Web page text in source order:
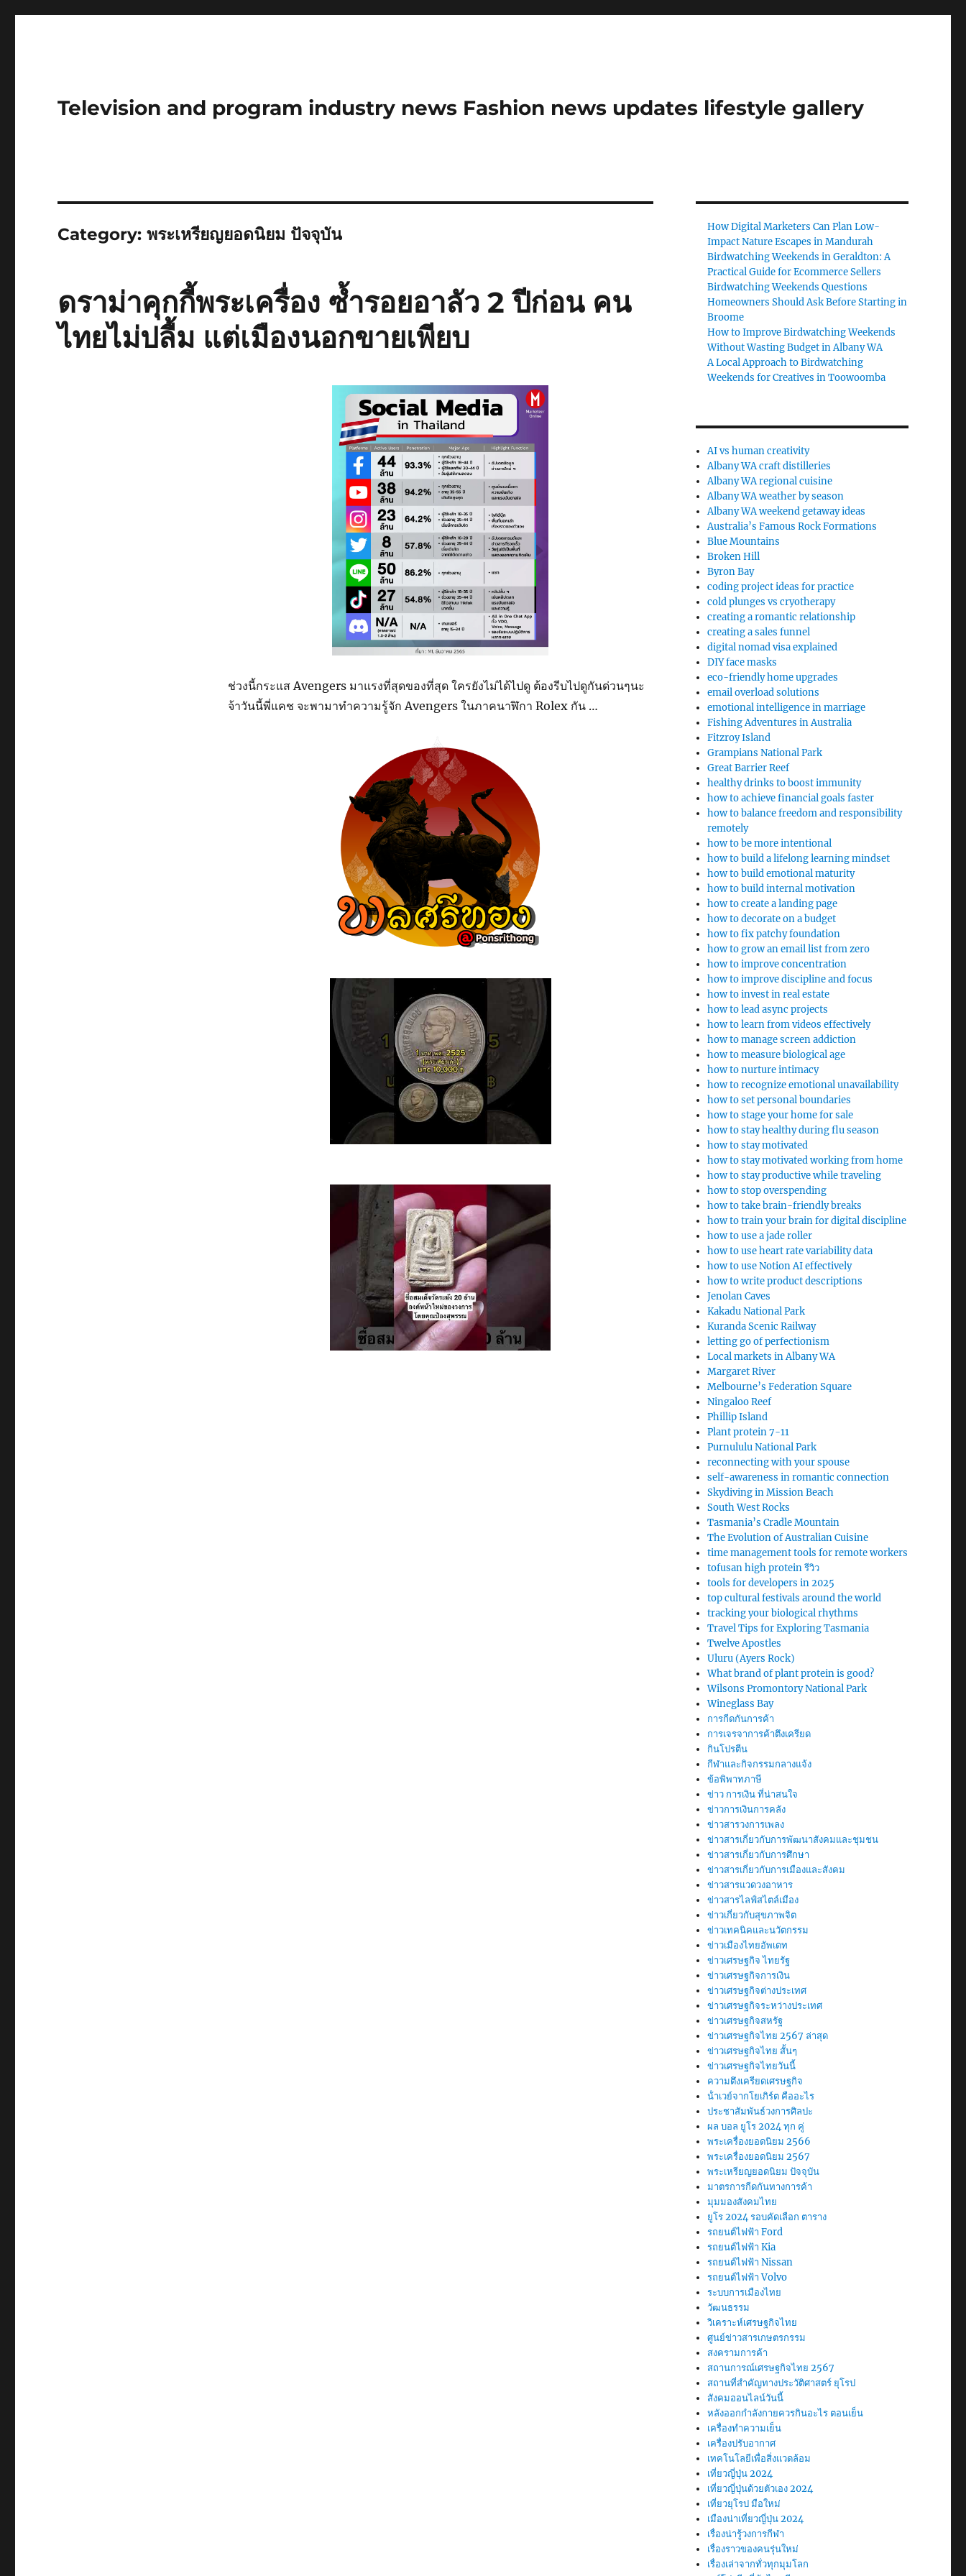
Television and program industry news Fashion news updates lifestyle gallery
Category:พระเหรียญยอดนิยม ปัจจุบัน
ดราม่าคุกกี้พระเครื่อง ซ้ำรอยอาลัว 2 ปีก่อน คน
ไทยไม่ปลื้ม แต่เมืองนอกขายเพียบ
ช่วงนี้กระแส Avengers มาแรงที่สุดของที่สุด ใครยังไม่ได้ไปดู ต้องรีบไปดูกันด่วนๆนะ
จ้าวันนี้พี่แคช จะพามาทำความรู้จัก Avengers ในภาคนาฬิกา Rolex กัน …
How Digital Marketers Can Plan Low-
Impact Nature Escapes in Mandurah
Birdwatching Weekends in Geraldton: A
Practical Guide for Ecommerce Sellers
Birdwatching Weekends Questions
Homeowners Should Ask Before Starting in
Broome
How to Improve Birdwatching Weekends
Without Wasting Budget in Albany WA
A Local Approach to Birdwatching
Weekends for Creatives in Toowoomba
AI vs human creativity
Albany WA craft distilleries
Albany WA regional cuisine
Albany WA weather by season
Albany WA weekend getaway ideas
Australia’s Famous Rock Formations
Blue Mountains
Broken Hill
Byron Bay
coding project ideas for practice
cold plunges vs cryotherapy
creating a romantic relationship
creating a sales funnel
digital nomad visa explained
DIY face masks
eco-friendly home upgrades
email overload solutions
emotional intelligence in marriage
Fishing Adventures in Australia
Fitzroy Island
Grampians National Park
Great Barrier Reef
healthy drinks to boost immunity
how to achieve financial goals faster
how to balance freedom and responsibility
remotely
how to be more intentional
how to build a lifelong learning mindset
how to build emotional maturity
how to build internal motivation
how to create a landing page
how to decorate on a budget
how to fix patchy foundation
how to grow an email list from zero
how to improve concentration
how to improve discipline and focus
how to invest in real estate
how to lead async projects
how to learn from videos effectively
how to manage screen addiction
how to measure biological age
how to nurture intimacy
how to recognize emotional unavailability
how to set personal boundaries
how to stage your home for sale
how to stay healthy during flu season
how to stay motivated
how to stay motivated working from home
how to stay productive while traveling
how to stop overspending
how to take brain-friendly breaks
how to train your brain for digital discipline
how to use a jade roller
how to use heart rate variability data
how to use Notion AI effectively
how to write product descriptions
Jenolan Caves
Kakadu National Park
Kuranda Scenic Railway
letting go of perfectionism
Local markets in Albany WA
Margaret River
Melbourne’s Federation Square
Ningaloo Reef
Phillip Island
Plant protein 7-11
Purnululu National Park
reconnecting with your spouse
self-awareness in romantic connection
Skydiving in Mission Beach
South West Rocks
Tasmania’s Cradle Mountain
The Evolution of Australian Cuisine
time management tools for remote workers
tofusan high protein รีวิว
tools for developers in 2025
top cultural festivals around the world
tracking your biological rhythms
Travel Tips for Exploring Tasmania
Twelve Apostles
Uluru (Ayers Rock)
What brand of plant protein is good?
Wilsons Promontory National Park
Wineglass Bay
การกีดกันการค้า
การเจรจาการค้าตึงเครียด
กินโปรตีน
กีฬาและกิจกรรมกลางแจ้ง
ข้อพิพาทภาษี
ข่าว การเงิน ที่น่าสนใจ
ข่าวการเงินการคลัง
ข่าวสารวงการเพลง
ข่าวสารเกี่ยวกับการพัฒนาสังคมและชุมชน
ข่าวสารเกี่ยวกับการศึกษา
ข่าวสารเกี่ยวกับการเมืองและสังคม
ข่าวสารแวดวงอาหาร
ข่าวสารไลฟ์สไตล์เมือง
ข่าวเกี่ยวกับสุขภาพจิต
ข่าวเทคนิคและนวัตกรรม
ข่าวเมืองไทยอัพเดท
ข่าวเศรษฐกิจ ไทยรัฐ
ข่าวเศรษฐกิจการเงิน
ข่าวเศรษฐกิจต่างประเทศ
ข่าวเศรษฐกิจระหว่างประเทศ
ข่าวเศรษฐกิจสหรัฐ
ข่าวเศรษฐกิจไทย 2567 ล่าสุด
ข่าวเศรษฐกิจไทย สั้นๆ
ข่าวเศรษฐกิจไทยวันนี้
ความตึงเครียดเศรษฐกิจ
น้ําเวย์จากโยเกิร์ต คืออะไร
ประชาสัมพันธ์วงการศิลปะ
ผล บอล ยูโร 2024 ทุก คู่
พระเครื่องยอดนิยม 2566
พระเครื่องยอดนิยม 2567
พระเหรียญยอดนิยม ปัจจุบัน
มาตรการกีดกันทางการค้า
มุมมองสังคมไทย
ยูโร 2024 รอบคัดเลือก ตาราง
รถยนต์ไฟฟ้า Ford
รถยนต์ไฟฟ้า Kia
รถยนต์ไฟฟ้า Nissan
รถยนต์ไฟฟ้า Volvo
ระบบการเมืองไทย
วัฒนธรรม
วิเคราะห์เศรษฐกิจไทย
ศูนย์ข่าวสารเกษตรกรรม
สงครามการค้า
สถานการณ์เศรษฐกิจไทย 2567
สถานที่สําคัญทางประวัติศาสตร์ ยุโรป
สังคมออนไลน์วันนี้
หลังออกกําลังกายควรกินอะไร ตอนเย็น
เครื่องทำความเย็น
เครื่องปรับอากาศ
เทคโนโลยีเพื่อสิ่งแวดล้อม
เที่ยวญี่ปุ่น 2024
เที่ยวญี่ปุ่นด้วยตัวเอง 2024
เที่ยวยุโรป มือใหม่
เมืองน่าเที่ยวญี่ปุ่น 2024
เรื่องน่ารู้วงการกีฬา
เรื่องราวของคนรุ่นใหม่
เรื่องเล่าจากทั่วทุกมุมโลก